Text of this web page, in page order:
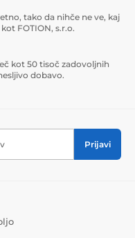
tako da nihče ne ve, kaj
FOTION, s.r.o.
kot 50 tisoč zadovoljnih
dobavo.
Prijavi